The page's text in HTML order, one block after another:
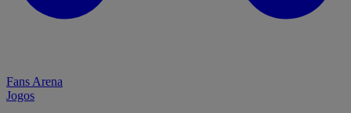
Fans Arena
Jogos